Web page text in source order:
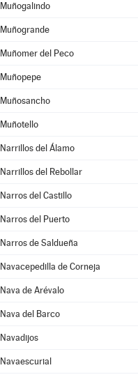
Muñogalindo
Muñogrande
Muñomer del Peco
Muñopepe
Muñosancho
Muñotello
Narrillos del Álamo
Narrillos del Rebollar
Narros del Castillo
Narros del Puerto
Narros de Saldueña
Navacepedilla de Corneja
Nava de Arévalo
Nava del Barco
Navadijos
Navaescurial